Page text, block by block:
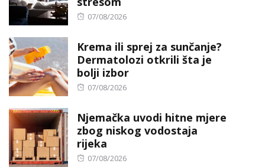
Posted
07/08/2026
Krema ili sprej za sunčanje?
Dermatolozi otkrili šta je
bolji izbor
Posted
07/08/2026
Njemačka uvodi hitne mjere
zbog niskog vodostaja
rijeka
Posted
07/08/2026